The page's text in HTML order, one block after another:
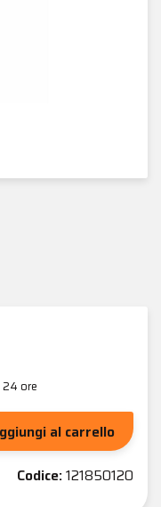
ore
al carrello
Codice:121850120